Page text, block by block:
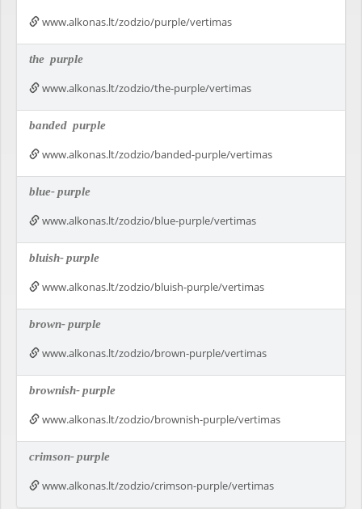
www.alkonas.lt/zodzio/purple/vertimas
the purple
www.alkonas.lt/zodzio/the-purple/vertimas
banded purple
www.alkonas.lt/zodzio/banded-purple/vertimas
blue-purple
www.alkonas.lt/zodzio/blue-purple/vertimas
bluish-purple
www.alkonas.lt/zodzio/bluish-purple/vertimas
brown-purple
www.alkonas.lt/zodzio/brown-purple/vertimas
brownish-purple
www.alkonas.lt/zodzio/brownish-purple/vertimas
crimson-purple
www.alkonas.lt/zodzio/crimson-purple/vertimas